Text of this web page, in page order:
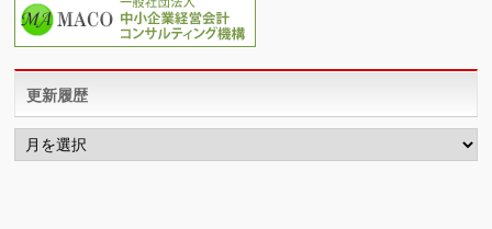
更新履歴
更
新
履